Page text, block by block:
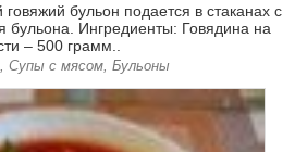
бульон подается в стаканах с
бульона. Ингредиенты: Говядина на
– 500 грамм..
Супы с мясом, Бульоны